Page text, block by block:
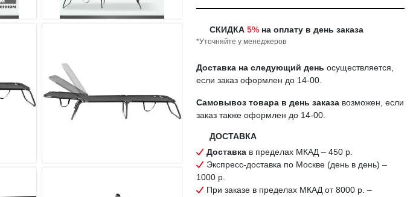
СКИДКА 5%на оплату в день заказа
*Уточняйте у менеджеров
Доставка на следующий день осуществляется,
если заказ оформлен до 14-00.
Самовывоз товара в день заказа возможен, если
заказ также оформлен до 14-00.
ДОСТАВКА
Доставка в пределах МКАД – 450 р.
Экспресс-доставка по Москве (день в день) –
1000 р.
При заказе в пределах МКАД от 8000 р. –